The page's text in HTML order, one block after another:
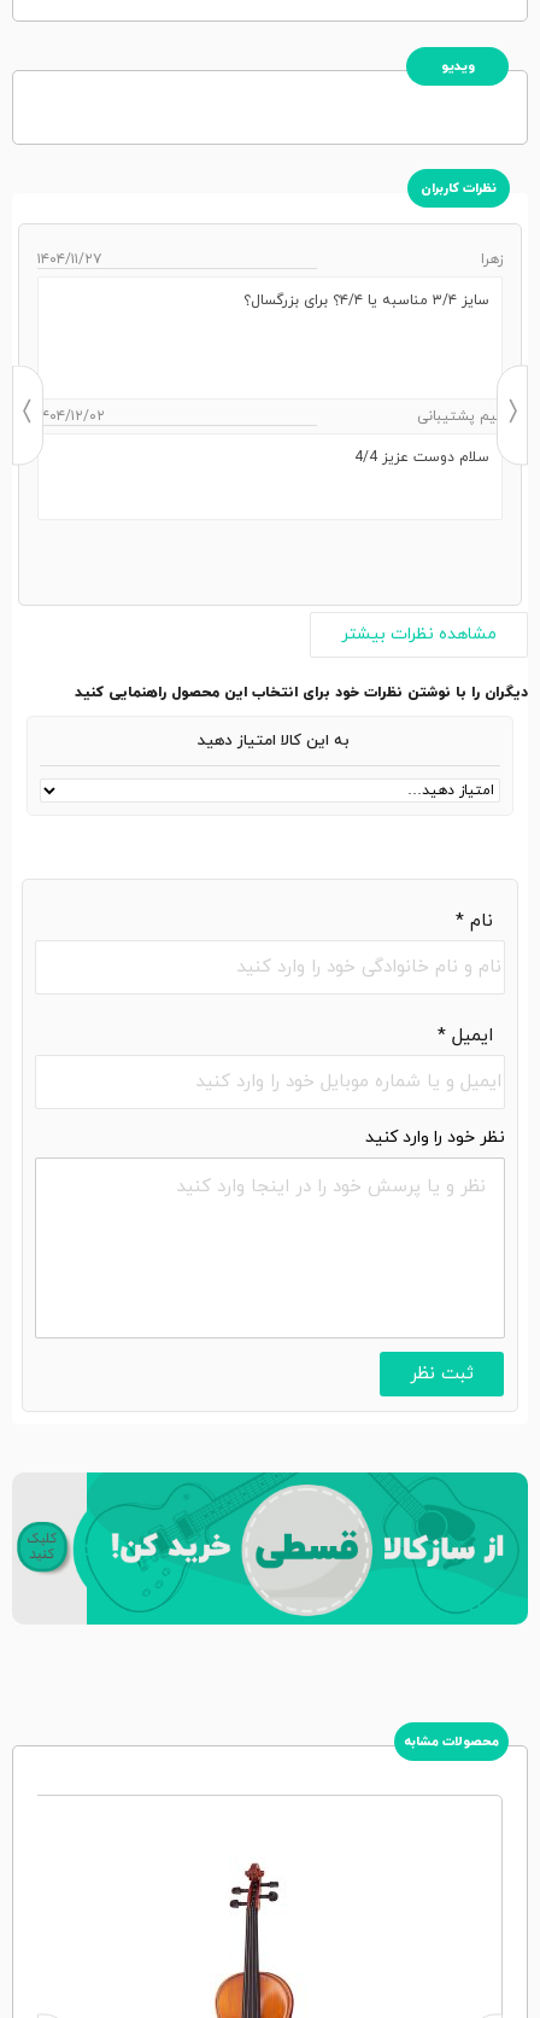
ویدیو
نظرات کاربران
زهرا ۱۴۰۴/۱۱/۲۷
سایز ۳/۴ مناسبه یا ۴/۴؟ برای بزرگسال؟
تیم پشتیبانی ۱۴۰۴/۱۲/۰۲
سلام دوست عزیز 4/4
مشاهده نظرات بیشتر
دیگران را با نوشتن نظرات خود برای انتخاب این محصول راهنمایی کنید
نام *
ایمیل *
به این کالا امتیاز دهید
محصولات مشابه